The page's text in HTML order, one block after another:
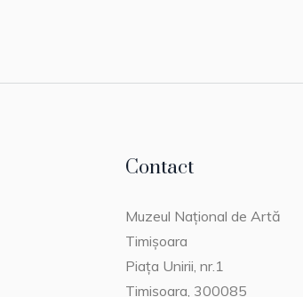
Contact
Muzeul Național de Artă
Timișoara
Piața Unirii, nr.1
Timișoara, 300085